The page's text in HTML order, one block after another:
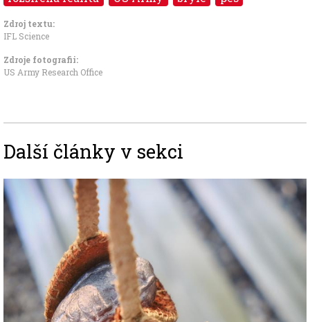
Zdroj textu:
IFL Science
Zdroje fotografii:
US Army Research Office
Další články v sekci
Image